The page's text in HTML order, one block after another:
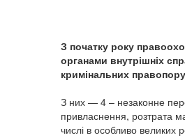
З початку року
органами внутрішніх
кримінальних
З них — 4 – незаконне
привласнення, розтрата
числі в особливо